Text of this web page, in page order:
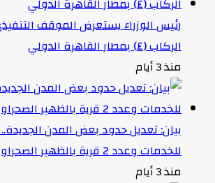
رئيس الوزراء يستعرض الموقف
الركاب (٤) بمطار القاهرة الدولي
منذ 3 أيام
بيان: تعديل حدود بعض المدن
للخدمات وعدد 2 قرية بالظهير الصحراوي
منذ 3 أيام